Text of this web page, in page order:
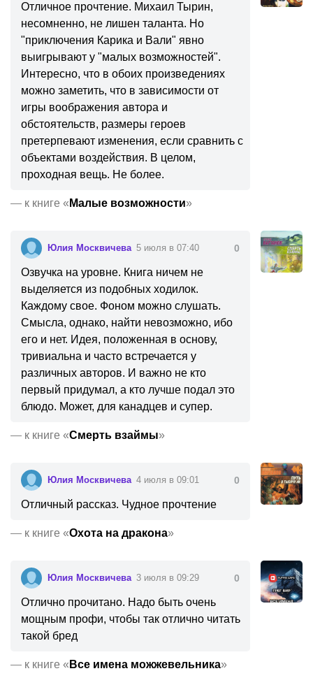
Отличное прочтение. Михаил Тырин,
несомненно, не лишен таланта. Но
"приключения Карика и Вали" явно
выигрывают у "малых возможностей".
Интересно, что в обоих произведениях
можно заметить, что в зависимости от
игры воображения автора и
обстоятельств, размеры героев
претерпевают изменения, если сравнить с
объектами воздействия. В целом,
проходная вещь. Не более.
— к книге « Малые возможности»
0
Юлия Москвичева 5 июля в 07:40
Озвучка на уровне. Книга ничем не
выделяется из подобных ходилок.
Каждому свое. Фоном можно слушать.
Смысла, однако, найти невозможно, ибо
его и нет. Идея, положенная в основу,
тривиальна и часто встречается у
различных авторов. И важно не кто
первый придумал, а кто лучше подал это
блюдо. Может, для канадцев и супер.
— к книге «Смерть взаймы»
0
Юлия Москвичева 4 июля в 09:01
Отличный рассказ. Чудное прочтение
— к книге «Охота на дракона»
0
Юлия Москвичева 3 июля в 09:29
Отлично прочитано. Надо быть очень
мощным профи, чтобы так отлично читать
такой бред
— к книге « Все имена можжевельника»